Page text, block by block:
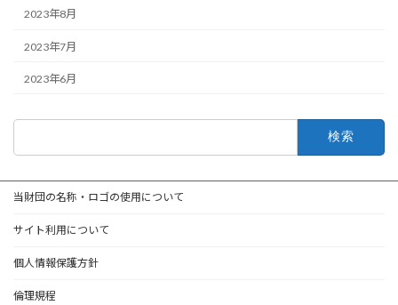
2023年8月
2023年7月
2023年6月
当財団の名称・ロゴの使用について
サイト利用について
個人情報保護方針
倫理規程